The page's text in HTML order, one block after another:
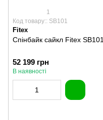
1
Код товару:: SB101
Fitex
Спінбайк сайкл Fitex SB101
52 199 грн
В наявності